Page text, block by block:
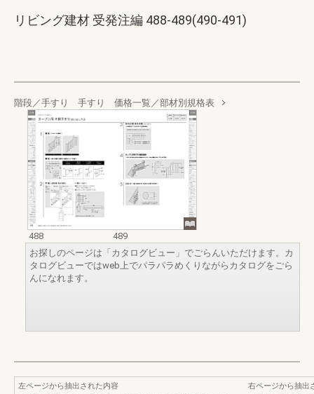
リビング建材 受発注編 488-489(490-491)
階段／手すり 手すり 価格一覧／部材別規格表
488
489
お探しのページは「カタログビュー」でごらんいただけます。カ
タログビューではweb上でパラパラめくりながらカタログをごら
んになれます。
左ページから抽出された内容
右ページから抽出